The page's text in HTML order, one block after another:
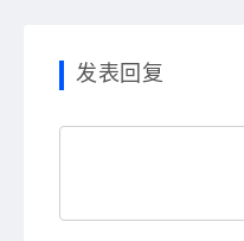
发表回复